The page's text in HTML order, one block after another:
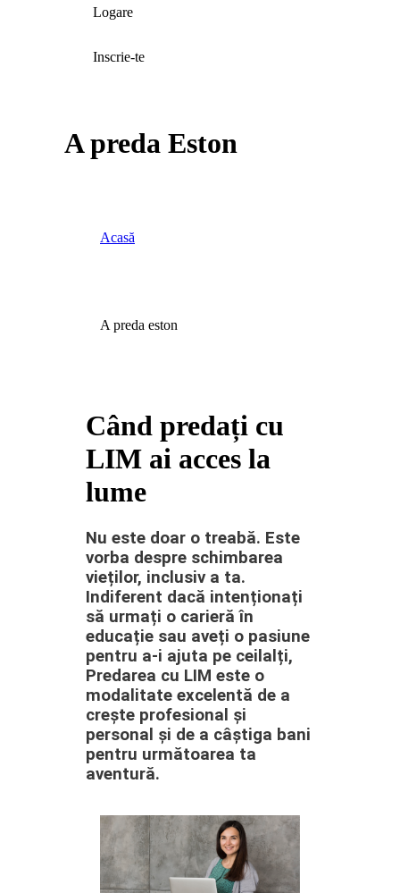
Logare
Inscrie-te
A preda Eston
Acasă
A preda eston
Când predați cu
LIM ai acces la
lume
Nu este doar o treabă. Este
vorba despre schimbarea
vieților, inclusiv a ta.
Indiferent dacă intenționați
să urmați o carieră în
educație sau aveți o pasiune
pentru a-i ajuta pe ceilalți,
Predarea cu LIM este o
modalitate excelentă de a
crește profesional și
personal și de a câștiga bani
pentru următoarea ta
aventură.